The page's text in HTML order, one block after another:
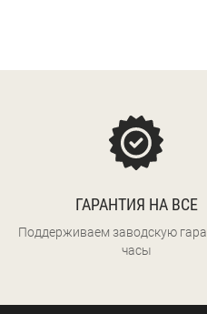
ГАРАНТИЯ НА ВСЕ
Поддерживаем заводскую
часы